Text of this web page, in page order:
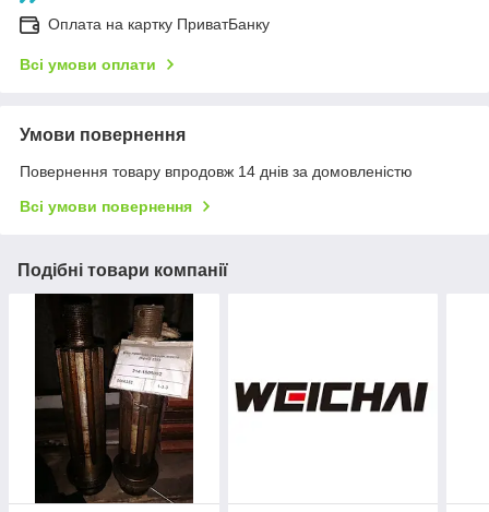
Оплата на картку ПриватБанку
Всі умови оплати
Умови повернення
Повернення товару впродовж 14 днів за домовленістю
Всі умови повернення
Подібні товари компанії